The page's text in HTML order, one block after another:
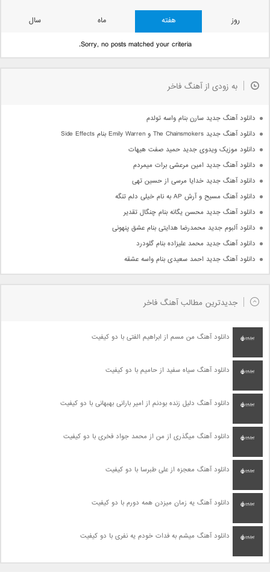
روز هفته ماه
سال
Sorry, no posts matched your criteria.
به زودی از آهنگ فاخر
دانلود آهنگ جدید سارن بنام واسه تولدم
دانلود آهنگ جدید The Chainsmokers و Emily Warren بنام Side Effects
دانلود موزیک ویدوی جدید حمید صفت هیهات
دانلود آهنگ جدید امین مرعشی برات میمردم
دانلود آهنگ جدید خدایا مرسی از حسین تهی
دانلود آهنگ مسیح و آرش AP به نام خیلی دلم تنگه
دانلود آهنگ جدید محسن یگانه بنام چنگال تقدیر
دانلود آلبوم جدید محمدرضا هدایتی بنام عشق پنهونی
دانلود آهنگ جدید محمد علیزاده بنام گلودرد
دانلود آهنگ جدید احمد سعیدی بنام واسه عشقه
جدیدترین مطالب آهنگ فاخر
دانلود آهنگ من مسم از ابراهیم الفتی با دو کیفیت
دانلود آهنگ سیاه سفید از حامیم با دو کیفیت
دانلود آهنگ دلیل زنده بودنم از امیر بارانی بهبهانی با دو کیفیت
دانلود آهنگ میگذری از من از محمد جواد فخری با دو کیفیت
دانلود آهنگ معجزه از علی طبرسا با دو کیفیت
دانلود آهنگ یه زمان میزدن همه دورم با دو کیفیت
دانلود آهنگ میشم به فدات خودم یه نفری با دو کیفیت